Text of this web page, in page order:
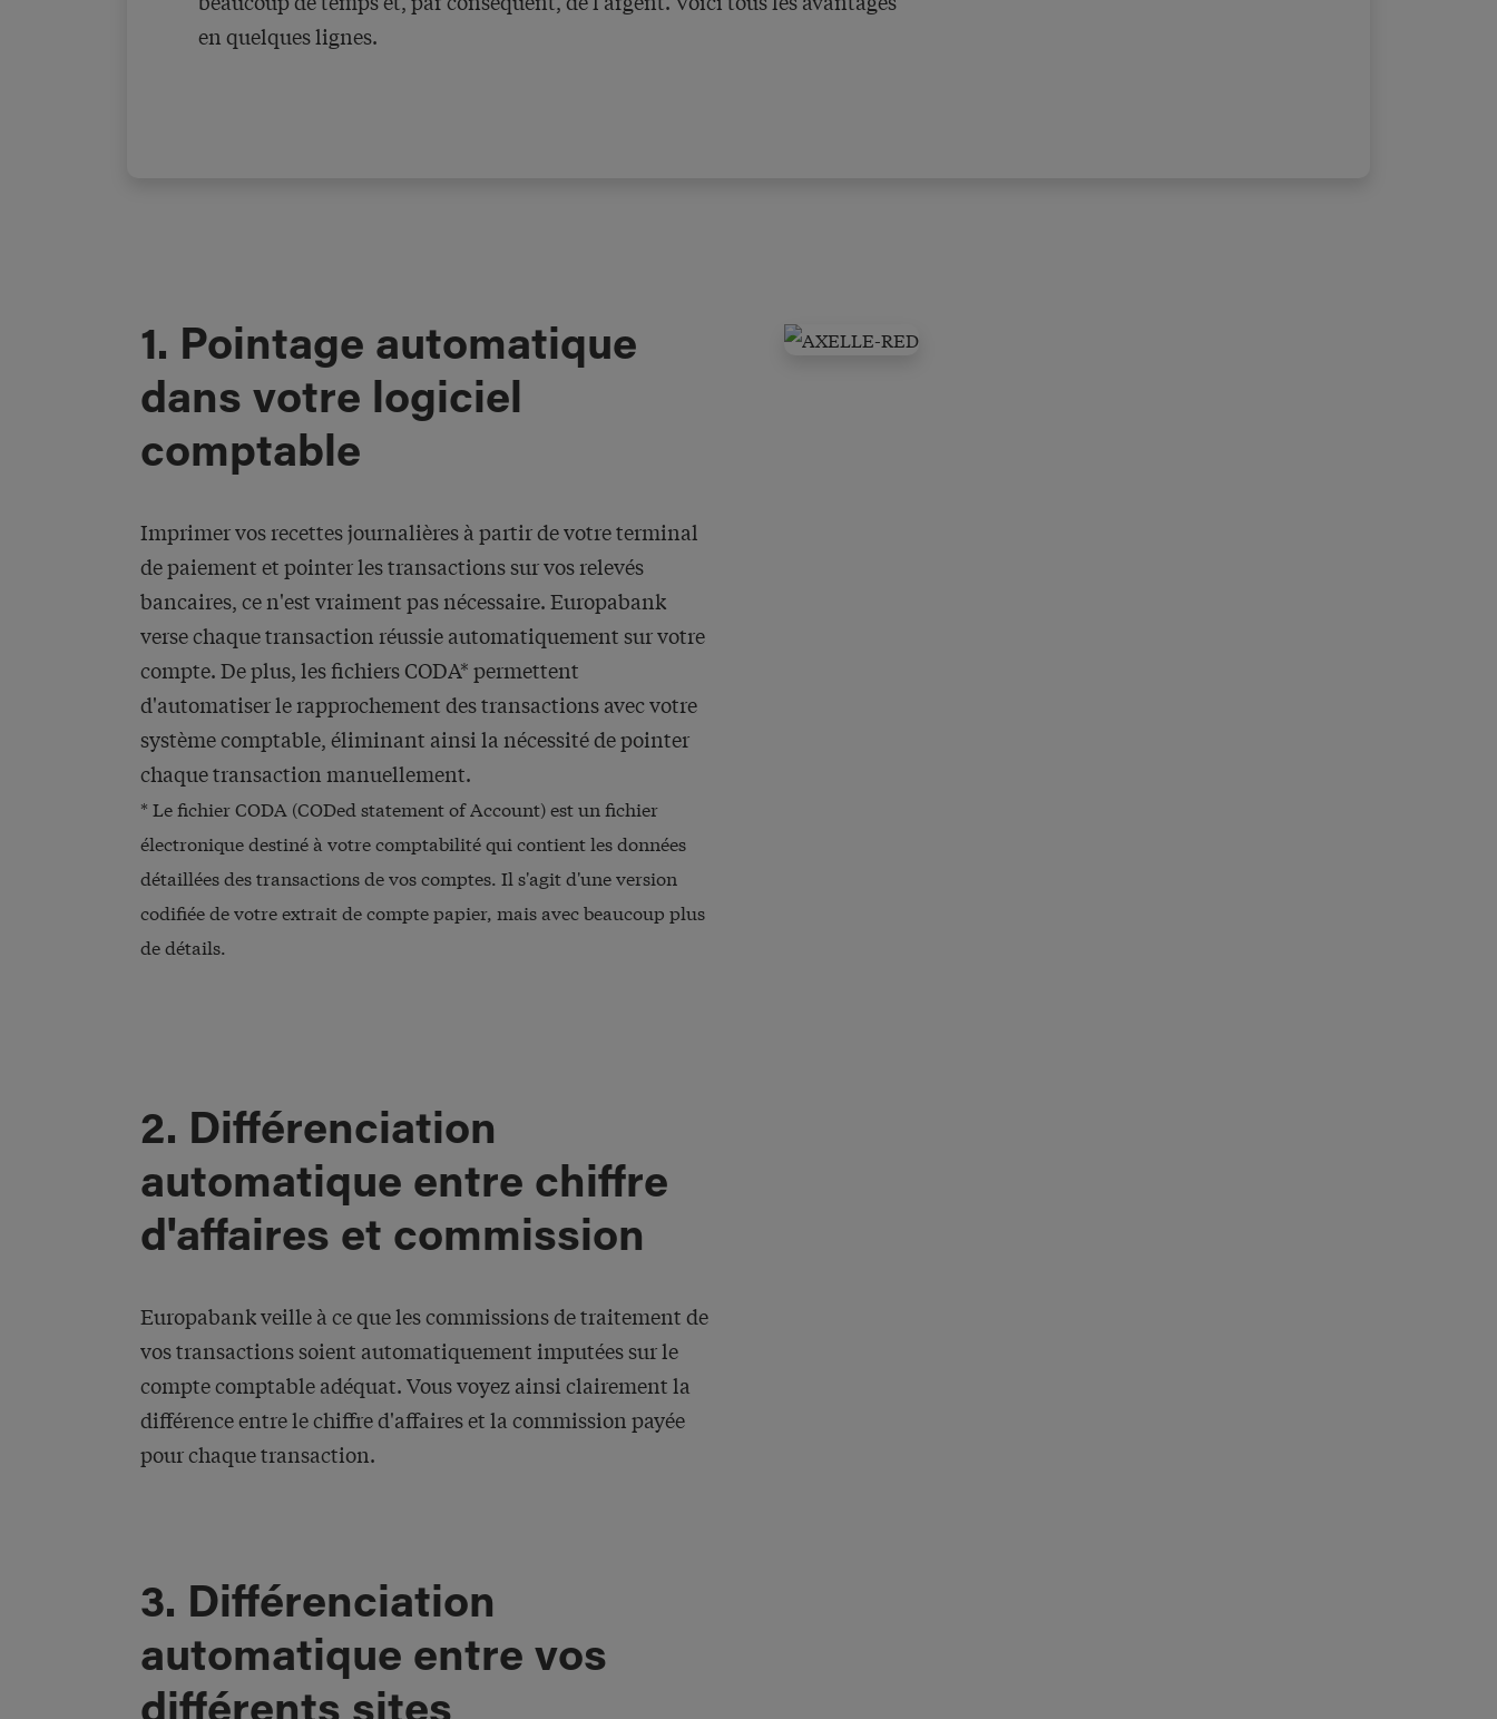
en quelques lignes.
1. Pointage automatique
dans votre logiciel
comptable
Imprimer vos recettes journalières à partir de votre terminal
de paiement et pointer les transactions sur vos relevés
bancaires, ce n'est vraiment pas nécessaire. Europabank
verse chaque transaction réussie automatiquement sur votre
compte. De plus, les fichiers CODA* permettent
d'automatiser le rapprochement des transactions avec votre
système comptable, éliminant ainsi la nécessité de pointer
chaque transaction manuellement.
* Le fichier CODA (CODed statement of Account) est un fichier
électronique destiné à votre comptabilité qui contient les données
détaillées des transactions de vos comptes. Il s'agit d'une version
codifiée de votre extrait de compte papier, mais avec beaucoup plus
de détails.
2. Différenciation
automatique entre chiffre
d'affaires et commission
Europabank veille à ce que les commissions de traitement de
vos transactions soient automatiquement imputées sur le
compte comptable adéquat. Vous voyez ainsi clairement la
différence entre le chiffre d'affaires et la commission payée
pour chaque transaction.
3. Différenciation
automatique entre vos